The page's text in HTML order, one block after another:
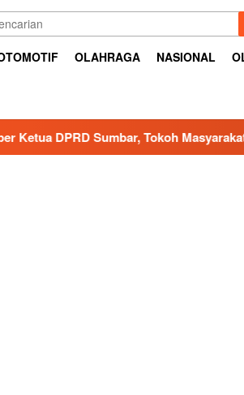
OLAHRAGA NASIONAL
Sumbar, Tokoh Masyarakat Terbantu